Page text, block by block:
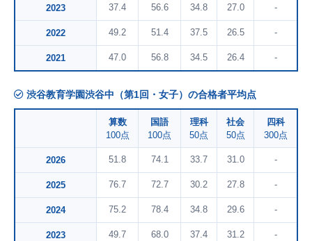
2023 37.4 56.6 34.8 27.0 -
2022 49.2 51.4 37.5 26.5 -
2021 47.0 56.8 34.5 26.4 -
渋谷教育学園渋谷中（第1回・女子）の合格者平均点
算数
100点
国語
100点
理科
50点
社会
50点
四科
300点
2026 51.8 74.1 33.7 31.0 -
2025 76.7 72.7 30.2 27.8 -
2024 75.2 78.4 34.8 29.6 -
2023 49.7 68.0 37.4 31.2 -